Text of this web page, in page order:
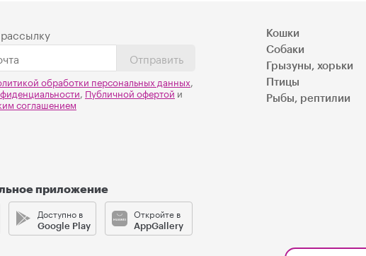
Отправить
обработки персональных данных
,Публичной офертойи
соглашением
приложение
Доступно в
Google Play
Откройте в
AppGallery
Кошки
Собаки
Грызуны, хорьки
Птицы
Рыбы, рептилии